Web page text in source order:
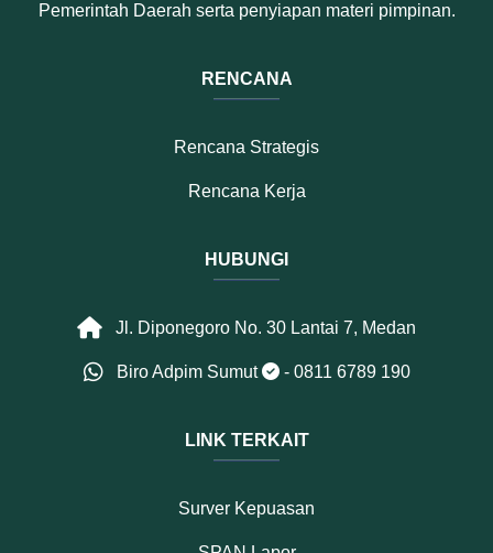
Pemerintah Daerah serta penyiapan materi pimpinan.
RENCANA
Rencana Strategis
Rencana Kerja
HUBUNGI
Jl. Diponegoro No. 30 Lantai 7, Medan
Biro Adpim Sumut - 0811 6789 190
LINK TERKAIT
Surver Kepuasan